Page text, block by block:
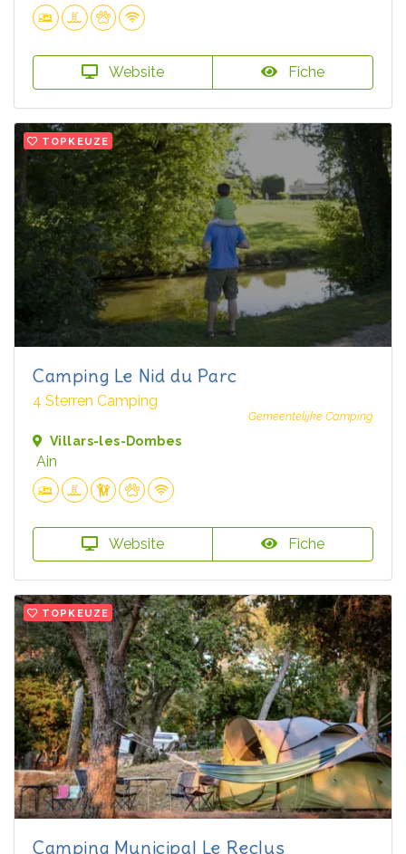
Website Fiche
TOPKEUZE
Camping Le Nid du Parc
4 Sterren Camping
Gemeentelijke Camping
Villars-les-Dombes
Ain
Website Fiche
TOPKEUZE
Camping Municipal Le Reclus